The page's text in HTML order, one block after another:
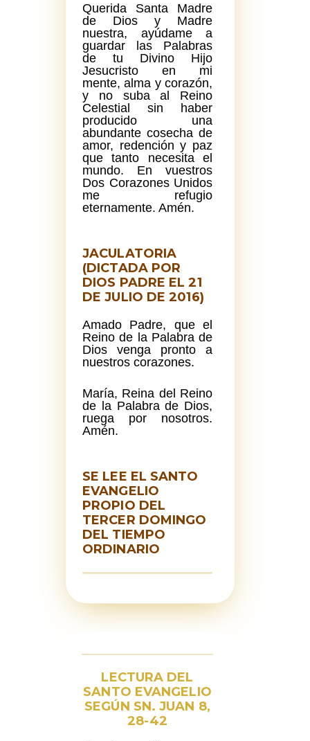
Querida Santa Madre
de Dios y Madre
nuestra, ayúdame a
guardar las Palabras
de tu Divino Hijo
Jesucristo en mi
mente, alma y corazón,
y no suba al Reino
Celestial sin haber
producido una
abundante cosecha de
amor, redención y paz
que tanto necesita el
mundo. En vuestros
Dos Corazones Unidos
me refugio
eternamente. Amén.
JACULATORIA
(DICTADA POR
DIOS PADRE EL 21
DE JULIO DE 2016)
Amado Padre, que el
Reino de la Palabra de
Dios venga pronto a
nuestros corazones.
María, Reina del Reino
de la Palabra de Dios,
ruega por nosotros.
Amén.
SE LEE EL SANTO
EVANGELIO
PROPIO DEL
TERCER DOMINGO
DEL TIEMPO
ORDINARIO
LECTURA DEL
SANTO EVANGELIO
SEGÚN SN. JUAN 8,
28-42